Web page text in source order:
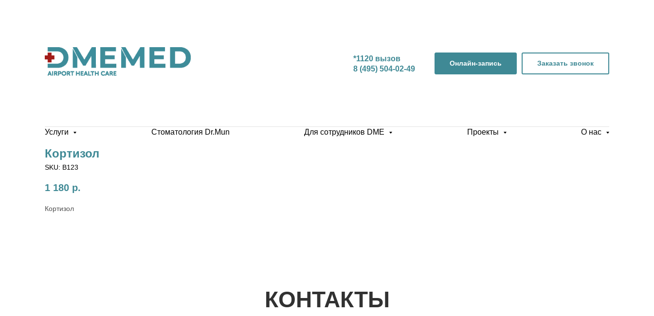
*1120 вызов
8 (495) 504-02-49
Онлайн-запись Заказать звонок
Услуги Стоматология Dr.Mun Для сотрудников DME Проекты О нас
Кортизол
SKU: B123
1 180 р.
Кортизол
КОНТАКТЫ